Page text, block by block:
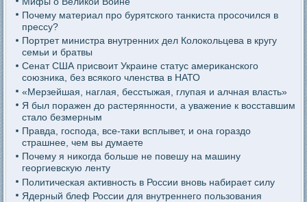
Почему материал про бурятского танкиста просочился в
прессу?
Портрет министра внутренних дел Колокольцева в кругу
семьи и братвы
Сенат США присвоит Украине статус американского
союзника, без всякого членства в НАТО
«Мерзейшая, наглая, бесстыжая, глупая и алчная власть»
Я был поражен до растерянности, а уважение к восставшим
стало безмерным
Правда, господа, все-таки всплывет, и она гораздо
страшнее, чем вы думаете
Почему я никогда больше не повешу на машину
георгиевскую ленту
Политическая активность в России вновь набирает силу
Ядерный блеф России для внутреннего пользования